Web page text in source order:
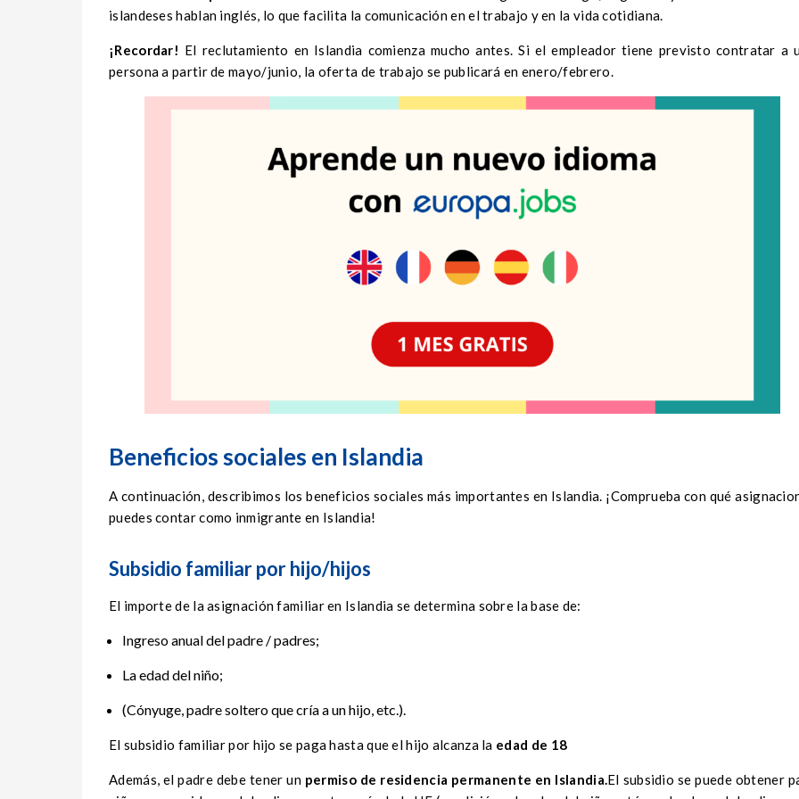
islandeses hablan inglés, lo que facilita la comunicación en el trabajo y en la vida cotidiana.
¡Recordar! El reclutamiento en Islandia comienza mucho antes. Si el empleador tiene previsto contratar a
persona a partir de mayo/junio, la oferta de trabajo se publicará en enero/febrero.
Beneficios sociales en Islandia
A continuación, describimos los beneficios sociales más importantes en Islandia. ¡Comprueba con qué
puedes contar como inmigrante en Islandia!
Subsidio familiar por hijo/hijos
El importe de la asignación familiar en Islandia se determina sobre la base de:
Ingreso anual del padre / padres;
La edad del niño;
(Cónyuge, padre soltero que cría a un hijo, etc.).
El subsidio familiar por hijo se paga hasta que el hijo alcanza la edad de 18
Además, el padre debe tener un permiso de residencia permanente en Islandia.El subsidio se puede obtener